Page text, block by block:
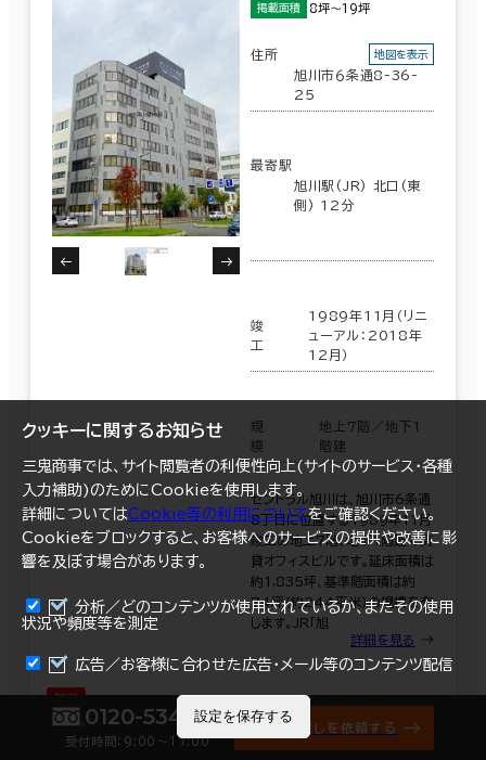
掲載面積 8坪～19坪
住所
旭川市６条通8-36-
25
地図を表示
最寄駅
旭川駅(JR) 北口(東
側) 12分
竣
工
1989年11月（リニ
ューアル：2018年
12月）
規
模
地上7階／地下1
階建
セントラル旭川は、旭川市6条通
8丁目に位置する1989年11月
竣工の地上7階、地下1階建て賃
貸オフィスビルです。延床面積は
約1,835坪、基準階面積は約
74坪（約244平米）の規模を有
します。JR「旭
詳細を見る
階数 3階
まとめて資料請求
0120-534-011
受付時間：9:00〜17:00
オフィス探しを依頼する
クッキーに関するお知らせ
三鬼商事では、サイト閲覧者の利便性向上(サイトのサービス・各種
入力補助)のためにCookieを使用します。
詳細についてはCookie等の利用についてをご確認ください。
Cookieをブロックすると、お客様へのサービスの提供や改善に影
響を及ぼす場合があります。
分析／どのコンテンツが使用されているか、またその使用
状況や頻度等を測定
広告／お客様に合わせた広告・メール等のコンテンツ配信
設定を保存する